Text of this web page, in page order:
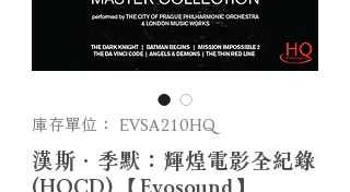
庫存單位： EVSA210HQ
漢斯．季默：輝煌電影全紀錄
(HQCD) 【Evosound】